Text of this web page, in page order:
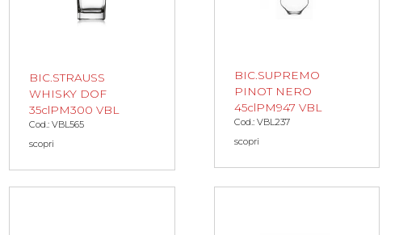
BIC.STRAUSS
WHISKY DOF
35clPM300 VBL
Cod.: VBL565
scopri
BIC.SUPREMO
PINOT NERO
45clPM947 VBL
Cod.: VBL237
scopri